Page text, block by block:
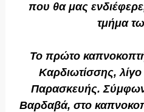
που θα μας
τμήμα
Το πρώτο
Καρδιωτίσσης,
Παρασκευής.
Βαρδαβά, στο